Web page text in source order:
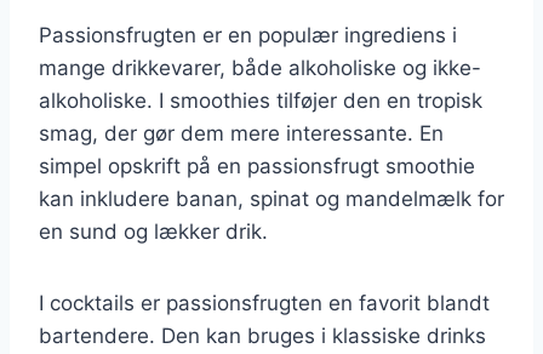
Passionsfrugten er en populær ingrediens i
mange drikkevarer, både alkoholiske og ikke-
alkoholiske. I smoothies tilføjer den en tropisk
smag, der gør dem mere interessante. En
simpel opskrift på en passionsfrugt smoothie
kan inkludere banan, spinat og mandelmælk for
en sund og lækker drik.
I cocktails er passionsfrugten en favorit blandt
bartendere. Den kan bruges i klassiske drinks